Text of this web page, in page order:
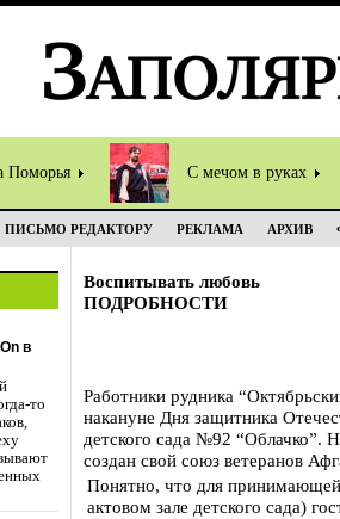
Поморья С мечом в руках
ПИСЬМО РЕДАКТОРУ РЕКЛАМА АРХИВ
в
то
Воспитывать любовь
ПОДРОБНОСТИ
Работники рудника
накануне Дня защитника
детского сада №92 “Облачко”.
создан свой союз ветеранов
Понятно, что для
актовом зале детского сада)